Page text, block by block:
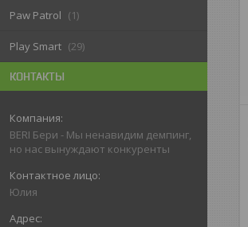
Paw Patrol 1
Play Smart 29
КОНТАКТЫ
BERI Бери - Мы ненавидим демпинг,
но нас вынуждают конкуренты
Юлия